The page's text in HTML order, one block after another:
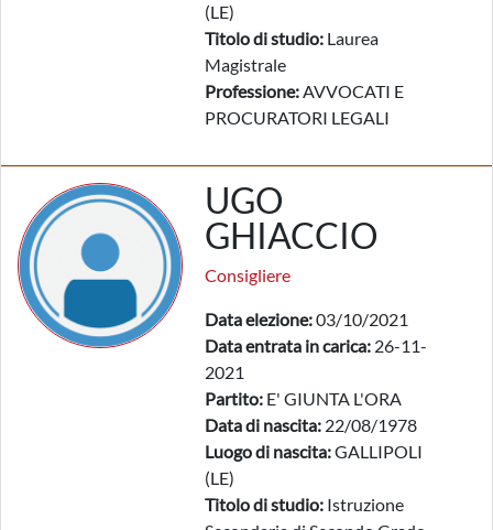
(LE)
Titolo di studio: Laurea
Magistrale
Professione:AVVOCATI E
PROCURATORI LEGALI
UGO
GHIACCIO
Consigliere
Data elezione:03/10/2021
Data entrata in carica: 26-11-
2021
Partito: E' GIUNTA L'ORA
Data di nascita: 22/08/1978
Luogo di nascita:GALLIPOLI
(LE)
Titolo di studio: Istruzione